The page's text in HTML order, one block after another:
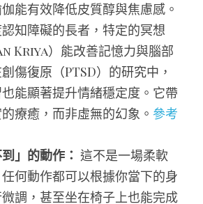
能有效降低皮質醇與焦慮感。
知障礙的長者，特定的冥想
Kriya）能改善記憶力與腦部
傷復原（PTSD）的研究中，
能顯著提升情緒穩定度。它帶
療癒，而非虛無的幻象。 參考
」的動作： 這不是一場柔軟
何動作都可以根據你當下的身
調，甚至坐在椅子上也能完成